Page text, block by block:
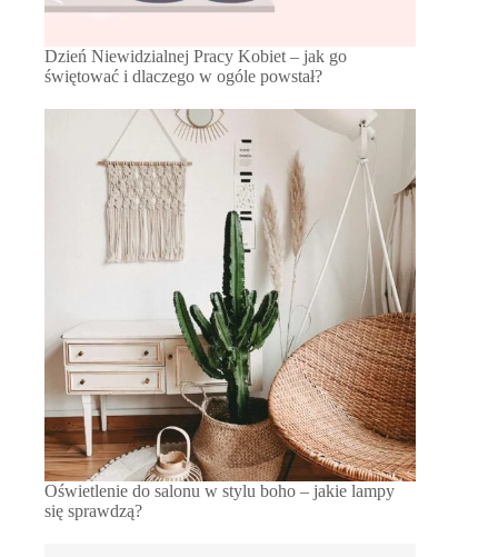
Dzień Niewidzialnej Pracy Kobiet – jak go
świętować i dlaczego w ogóle powstał?
Oświetlenie do salonu w stylu boho – jakie lampy
się sprawdzą?